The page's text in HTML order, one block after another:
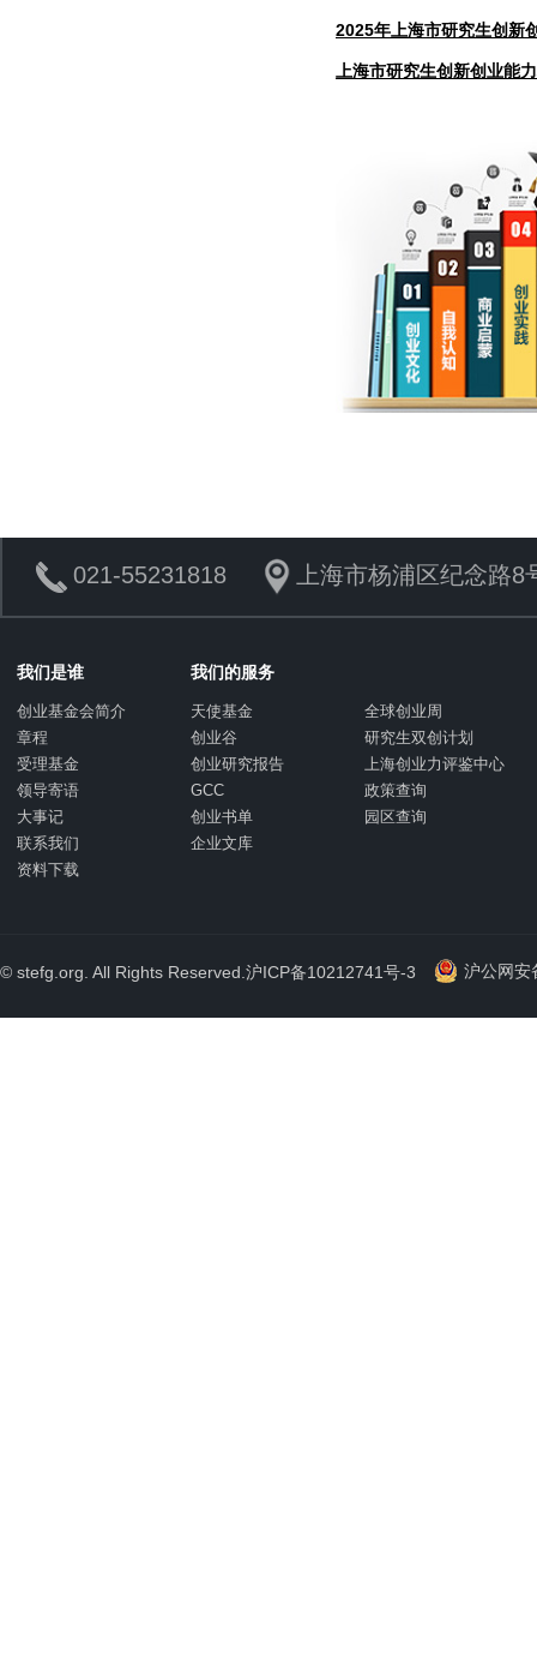
2025年 上海市研究生创新
上海市研究生创新创业能
021-55231818 上海市杨浦区纪念路
我们是谁
创业基金会简介
章程
受理基金
领导寄语
大事记
联系我们
资料下载
我们的服务
天使基金
全球创业周
创业谷
研究生双创计划
创业研究报告
上海创业力评鉴中心
GCC
政策查询
创业书单
园区查询
企业文库
© stefg.org. All Rights Reserved. 沪ICP备10212741号-3 沪公网安